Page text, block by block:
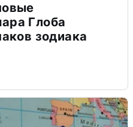
Глоба
зодиака